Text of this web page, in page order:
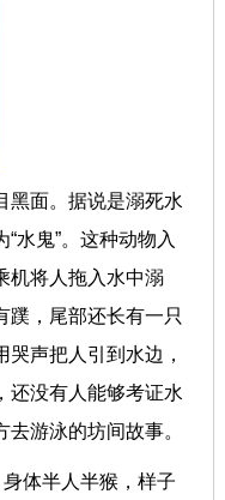
黑面。据说是溺死水
水鬼”。这种动物入
机将人拖入水中溺
蹼，尾部还长有一只
声把人引到水边，
还没有人能够考证水
游泳的坊间故事。
体半人半猴，样子